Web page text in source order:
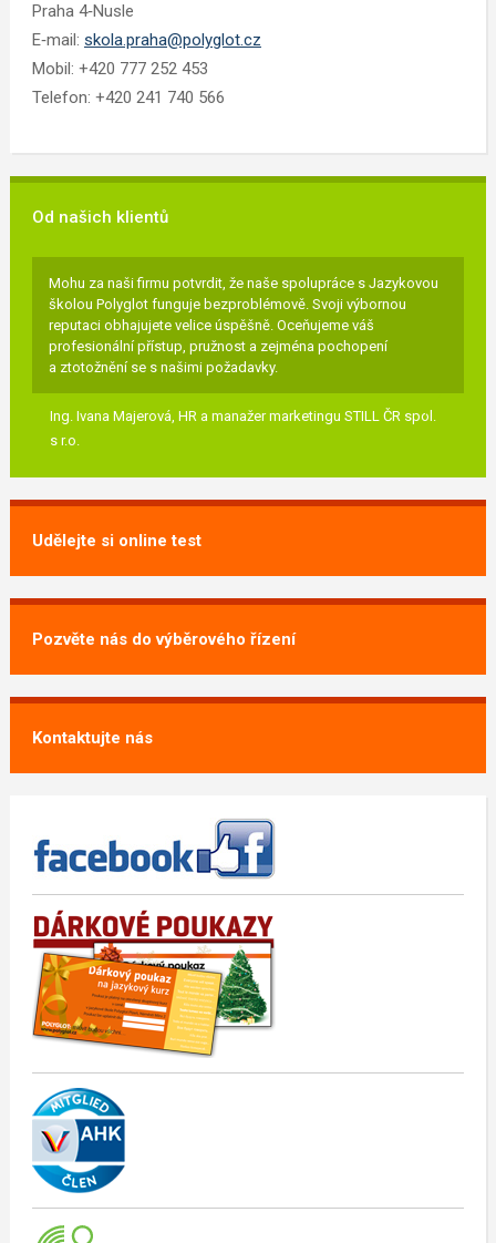
Praha 4‑Nusle
E‑mail: skola.praha@polyglot.cz
Mobil: +420 777 252 453
Telefon: +420 241 740 566
Od našich klientů
Mohu za naši firmu potvrdit, že naše spolupráce s Jazykovou
školou Polyglot funguje bezproblémově. Svoji výbornou
reputaci obhajujete velice úspěšně. Oceňujeme váš
profesionální přístup, pružnost a zejména pochopení
a ztotožnění se s našimi požadavky.
Ing. Ivana Majerová, HR a manažer marketingu STILL ČR spol.
s r.o.
Udělejte si online test
Pozvěte nás do výběrového řízení
Kontaktujte nás